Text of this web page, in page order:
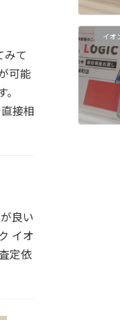
みて
可能
接相
良い
イオ
定依
イオ